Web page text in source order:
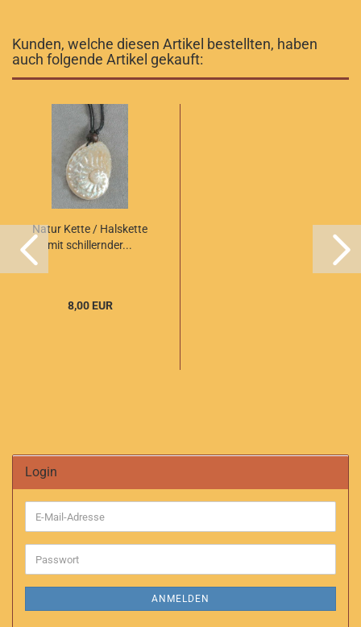
Kunden, welche diesen Artikel bestellten, haben
auch folgende Artikel gekauft:
Natur Kette / Halskette
mit schillernder...
8,00 EUR
Login
E-
Mail-
Adresse
Passwort
ANMELDEN